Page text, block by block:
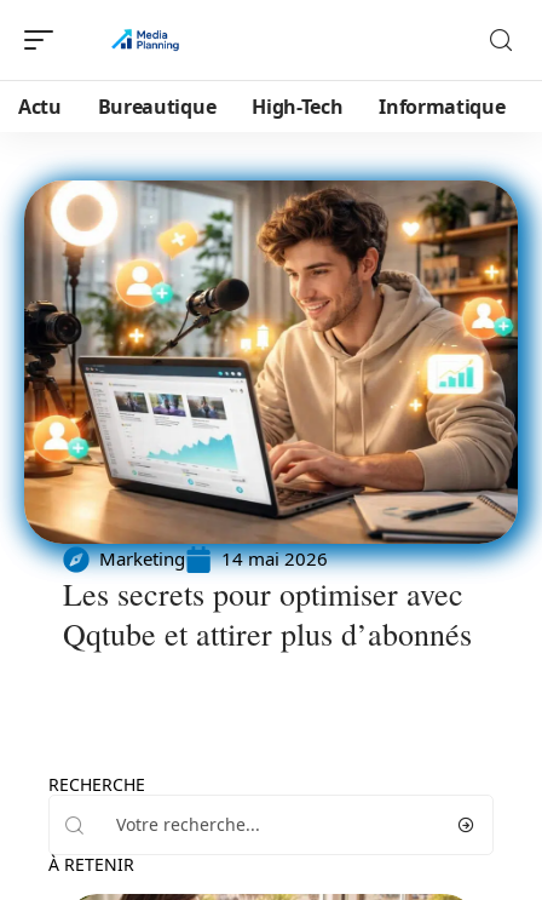
Actu Bureautique High-Tech Informatique
Marketing 14 mai 2026
Les secrets pour optimiser avec
Qqtube et attirer plus d’abonnés
RECHERCHE
À RETENIR